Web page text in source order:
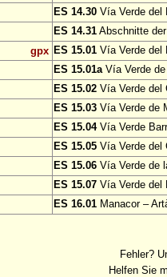
ES 14.30 Vía Verde del
ES 14.31 Abschnitte
gpx ES 15.01 Vía Verde del
ES 15.01aVía Verde de
ES 15.02 Vía Verde del
ES 15.03 Vía Verde de
ES 15.04Vía Verde
ES 15.05 Vía Verde del
ES 15.06 Vía Verde de
ES 15.07 Vía Verde del
ES 16.01 Manacor –
Fehler?
Helfen Sie